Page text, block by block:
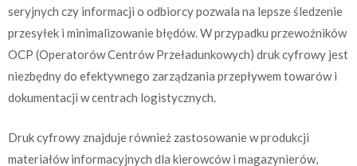
seryjnych czy informacji o odbiorcy pozwala na lepsze śledzenie
przesyłek i minimalizowanie błędów. W przypadku przewoźników
OCP (Operatorów Centrów Przeładunkowych) druk cyfrowy jest
niezbędny do efektywnego zarządzania przepływem towarów i
dokumentacji w centrach logistycznych.
Druk cyfrowy znajduje również zastosowanie w produkcji
materiałów informacyjnych dla kierowców i magazynierów,